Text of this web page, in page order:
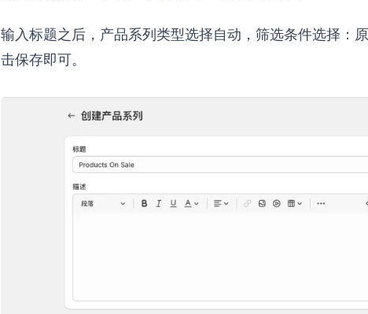
输入标题之后，产品系列类型选择自动，筛选条件选择：
击保存即可。